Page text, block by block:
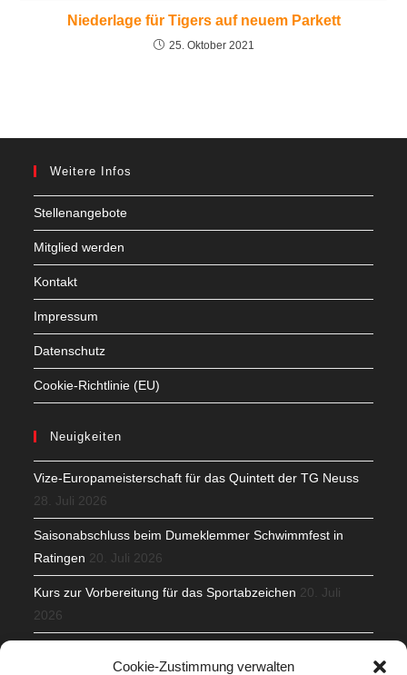
Cookie-Zustimmung verwalten
Niederlage für Tigers auf neuem Parkett
25. Oktober 2021
Weitere Infos
Stellenangebote
Mitglied werden
Kontakt
Impressum
Datenschutz
Cookie-Richtlinie (EU)
Neuigkeiten
Vize-Europameisterschaft für das Quintett der TG Neuss
28. Juli 2026
Saisonabschluss beim Dumeklemmer Schwimmfest in
Ratingen 20. Juli 2026
Kurs zur Vorbereitung für das Sportabzeichen 20. Juli
2026